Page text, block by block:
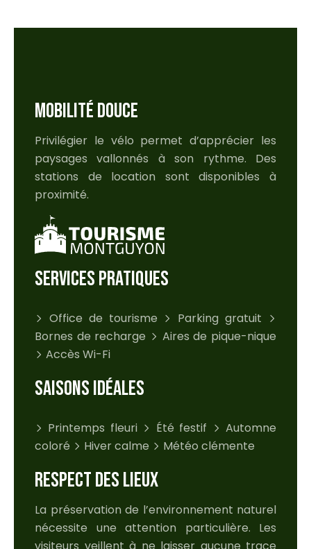
MOBILITÉ DOUCE
Privilégier le vélo permet d’apprécier les
paysages vallonnés à son rythme. Des
stations de location sont disponibles à
proximité.
SERVICES PRATIQUES
Office de tourisme
Parking gratuit
Bornes de recharge
Aires de pique-nique
Accès Wi-Fi
SAISONS IDÉALES
Printemps fleuri Été festif
Automne
coloré
Hiver calme Météo clémente
RESPECT DES LIEUX
La préservation de l’environnement naturel
nécessite une attention particulière. Les
visiteurs veillent à ne laisser aucune trace